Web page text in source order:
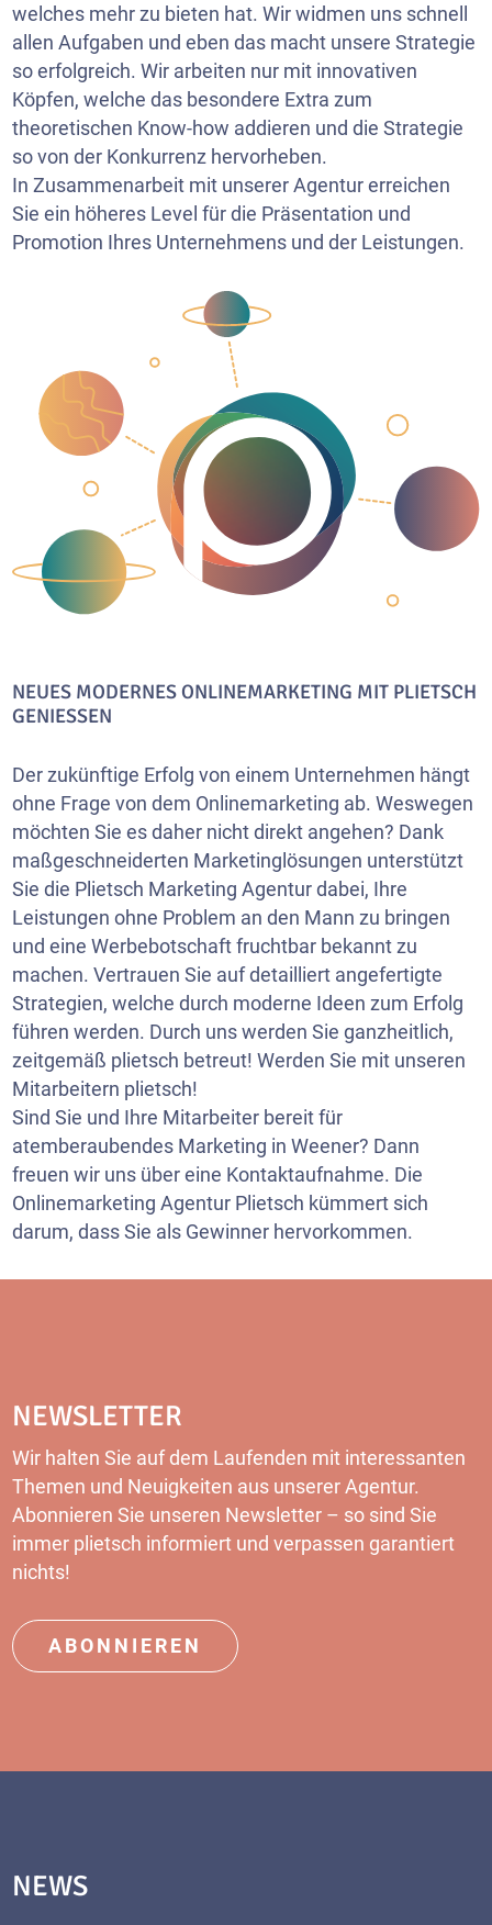
welches mehr zu bieten hat. Wir widmen uns schnell
allen Aufgaben und eben das macht unsere Strategie
so erfolgreich. Wir arbeiten nur mit innovativen
Köpfen, welche das besondere Extra zum
theoretischen Know-how addieren und die Strategie
so von der Konkurrenz hervorheben.
In Zusammenarbeit mit unserer Agentur erreichen
Sie ein höheres Level für die Präsentation und
Promotion Ihres Unternehmens und der Leistungen.
NEUES MODERNES ONLINEMARKETING MIT PLIETSCH
GENIESSEN
Der zukünftige Erfolg von einem Unternehmen hängt
ohne Frage von dem Onlinemarketing ab. Weswegen
möchten Sie es daher nicht direkt angehen? Dank
maßgeschneiderten Marketinglösungen unterstützt
Sie die Plietsch Marketing Agentur dabei, Ihre
Leistungen ohne Problem an den Mann zu bringen
und eine Werbebotschaft fruchtbar bekannt zu
machen. Vertrauen Sie auf detailliert angefertigte
Strategien, welche durch moderne Ideen zum Erfolg
führen werden. Durch uns werden Sie ganzheitlich,
zeitgemäß plietsch betreut! Werden Sie mit unseren
Mitarbeitern plietsch!
Sind Sie und Ihre Mitarbeiter bereit für
atemberaubendes Marketing in Weener? Dann
freuen wir uns über eine Kontaktaufnahme. Die
Onlinemarketing Agentur Plietsch kümmert sich
darum, dass Sie als Gewinner hervorkommen.
NEWSLETTER
Wir halten Sie auf dem Laufenden mit interessanten
Themen und Neuigkeiten aus unserer Agentur.
Abonnieren Sie unseren Newsletter – so sind Sie
immer plietsch informiert und verpassen garantiert
nichts!
ABONNIEREN
NEWS